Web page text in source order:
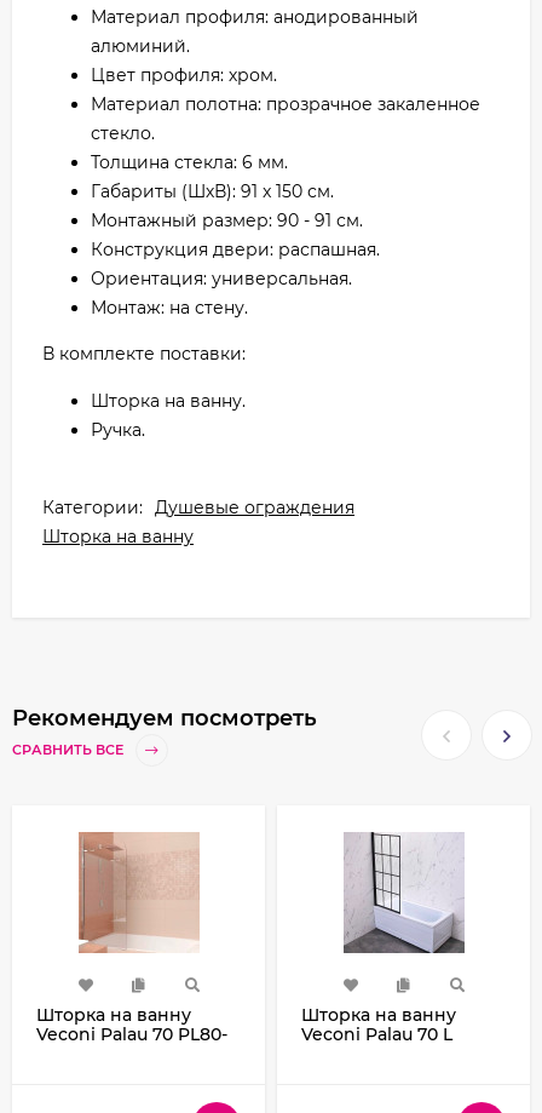
Материал профиля: анодированный
алюминий.
Цвет профиля: хром.
Материал полотна: прозрачное закаленное
стекло.
Толщина стекла: 6 мм.
Габариты (ШхВ): 91 x 150 см.
Монтажный размер: 90 - 91 см.
Конструкция двери: распашная.
Ориентация: универсальная.
Монтаж: на стену.
В комплекте поставки:
Шторка на ванну.
Ручка.
Категории: Душевые ограждения
Шторка на ванну
Рекомендуем посмотреть
СРАВНИТЬ ВСЕ
Шторка на ванну
Veconi Palau 70 PL80-
Шторка на ванну
Veconi Palau 70 L